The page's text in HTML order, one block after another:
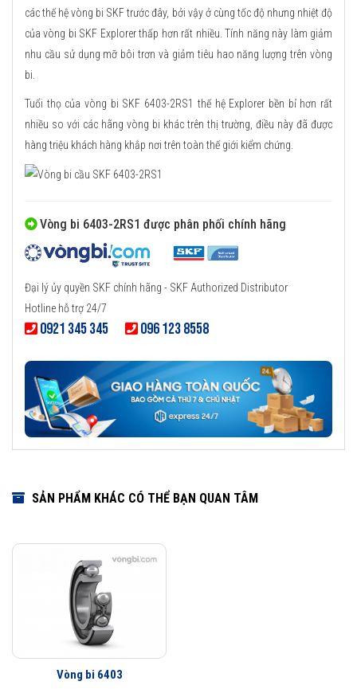
các thế hệ vòng bi SKF trước đây, bởi vậy ở cùng tốc độ nhưng nhiệt độ
của vòng bi SKF Explorer thấp hơn rất nhiều. Tính năng này làm giảm
nhu cầu sử dụng mỡ bôi trơn và giảm tiêu hao năng lượng trên vòng
bi.
Tuổi thọ của vòng bi SKF 6403-2RS1 thế hệ Explorer bền bỉ hơn rất
nhiều so với các hãng vòng bi khác trên thị trường, điều này đã được
hàng triệu khách hàng khắp nơi trên toàn thế giới kiểm chứng.
Vòng bi 6403-2RS1 được phân phối chính hãng
Đại lý ủy quyền SKF chính hãng - SKF Authorized Distributor
Hotline hỗ trợ 24/7
0921 345 345 096 123 8558
SẢN PHẨM KHÁC CÓ THỂ BẠN QUAN TÂM
Vòng bi 6403